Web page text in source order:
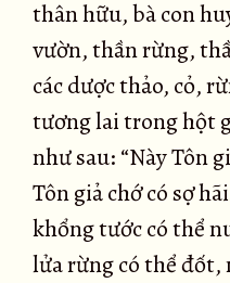
thân hữu, bà con
vườn, thần rừng,
các dược thảo, cỏ,
tương lai trong hột
như sau: “Này Tôn
Tôn giả chớ có sợ
khổng tước có thể
lửa rừng có thể